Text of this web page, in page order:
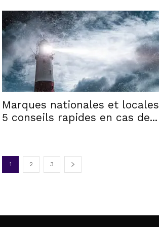
Marques nationales et
5 conseils rapides en cas de...
1 2 3